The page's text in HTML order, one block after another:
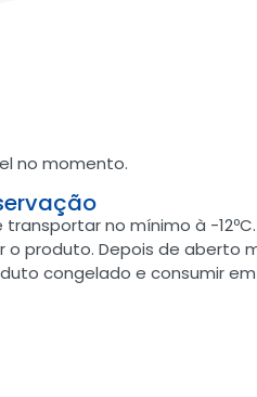
no momento.
no mínimo à -
o produto. Depois de aberto
congelado e consumir